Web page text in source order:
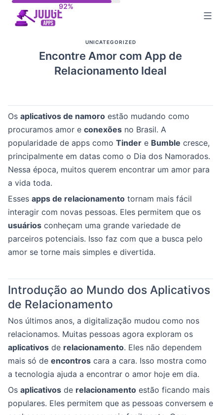
UNICATEGORIZED
Encontre Amor com App de
Relacionamento Ideal
Os aplicativos de namoro estão mudando como
procuramos amor e conexões no Brasil. A
popularidade de apps como Tinder e Bumble cresce,
principalmente em datas como o Dia dos Namorados.
Nessa época, muitos querem encontrar um amor para
a vida toda.
Esses apps de relacionamento tornam mais fácil
interagir com novas pessoas. Eles permitem que os
usuários conheçam uma grande variedade de
parceiros potenciais. Isso faz com que a busca pelo
amor se torne mais simples e divertida.
Introdução ao Mundo dos Aplicativos
de Relacionamento
Nos últimos anos, a digitalização mudou como nos
relacionamos. Muitas pessoas agora exploram os
aplicativos de relacionamento. Eles não dependem
mais só de encontros cara a cara. Isso mostra como
a tecnologia ajuda a encontrar o amor hoje em dia.
Os aplicativos de relacionamento estão ficando mais
populares. Eles permitem que as pessoas conversem e